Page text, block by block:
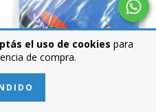
el uso de cookies para
de compra.